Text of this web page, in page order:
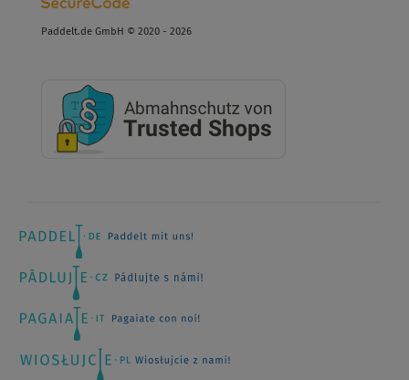
Paddelt.de GmbH © 2020 - 2026